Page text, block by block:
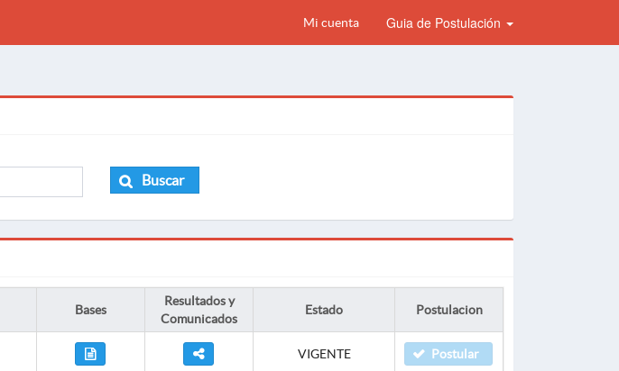
Mi cuenta Guia de Postulación
Buscar
Bases
Resultados y
Comunicados
Estado Postulacion
VIGENTE Postular